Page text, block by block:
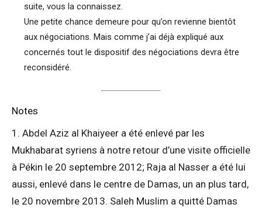
suite, vous la connaissez.
Une petite chance demeure pour qu’on revienne bientôt
aux négociations. Mais comme j’ai déjà expliqué aux
concernés tout le dispositif des négociations devra être
reconsidéré.
Notes
1. Abdel Aziz al Khaiyeer a été enlevé par les
Mukhabarat syriens à notre retour d’une visite officielle
à Pékin le 20 septembre 2012; Raja al Nasser a été lui
aussi, enlevé dans le centre de Damas, un an plus tard,
le 20 novembre 2013. Saleh Muslim a quitté Damas